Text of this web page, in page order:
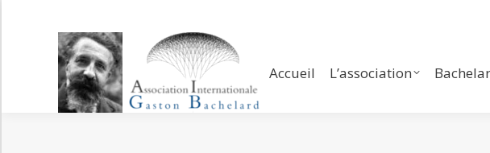
Accueil L’association